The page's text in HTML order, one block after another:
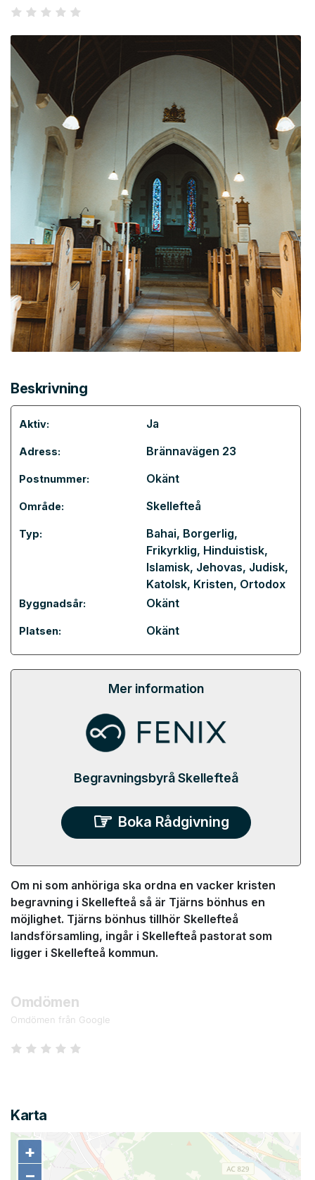
Beskrivning
Aktiv: Ja
Adress: Brännavägen 23
Postnummer: Okänt
Område: Skellefteå
Typ: Bahai, Borgerlig,
Frikyrklig, Hinduistisk,
Islamisk, Jehovas, Judisk,
Katolsk, Kristen, Ortodox
Byggnadsår: Okänt
Platsen: Okänt
Mer information
Begravningsbyrå Skellefteå
Boka Rådgivning
Om ni som anhöriga ska ordna en vacker kristen
begravning i Skellefteå så är Tjärns bönhus en
möjlighet. Tjärns bönhus tillhör Skellefteå
landsförsamling, ingår i Skellefteå pastorat som
ligger i Skellefteå kommun.
Omdömen
Omdömen från Google
Karta
+
−
+
−